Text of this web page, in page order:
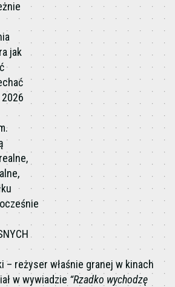
jak
– reżyser właśnie granej w kinach
w wywiadzie “Rzadko wychodzę